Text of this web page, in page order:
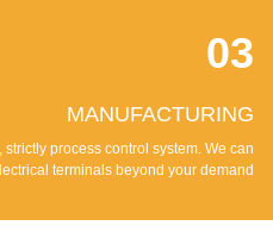
03
MANUFACTURING
process control system. We can
terminals beyond your demand.